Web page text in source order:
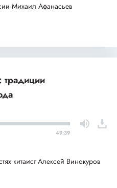
Михаил Афанасьев
традиции
49:39
китаист Алексей Винокуров